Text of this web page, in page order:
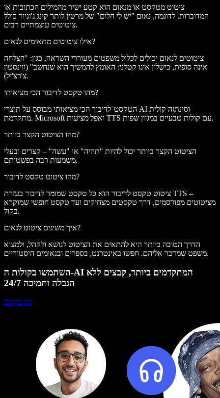
ציטוט מטקסט או מנאום הוא קטע ישיר מהמילים הכתובות או
המדוברות. לדוגמה, נאום "יש לי חלום" של מרטין לותר קינג ג'וניור כולל
ציטוטים עוצמתיים רבים.
אילו ציטוטים מתאימים לנאום?
ציטוטים לנאום יכולים לכלול משפטים מעוררי השראה, כגון: "הצלחה
אינה סופית, כישלון אינו קטלני: האומץ להמשיך הוא שנחשב" (ווינסטון
צ'רצ'יל).
מהו טקסט לדיבור הכי מציאותי?
הטקסט־לדיבור הכי מציאותי מבוסס על תוצרי AI וסינתזה קולית
מתקדמת. Microsoft ואפל מציעות TTS עם קולות טבעיים במגוון שפות.
מהו הציטוט הקצר ביותר?
הציטוט הקצר ביותר יכול להיות "תהיה" או "עשה" – קצרים ובעלי
משמעות רבה בפשטותם.
מהו ציטוט טקסט לדיבור?
ציטוט טקסט לדיבור הוא כל טקסט שמומר לדיבור בעזרת TTS –
מציטוטים מפורסמים, דרך טקסטים מצחיקים ועד טקסט חופשי שמוקרא
בקול.
איך משיגים ציטוט לנאום?
הדרך הטובה ביותר היא להתאים את הציטוט לנושא ולקהל, ולמצוא
משפט שמדבר אליהם. חפשו באינטרנט, בספרים ובנאומים היסטוריים.
השתמשו בקולות ה-AI המתקדמים ביותר, קבצים ללא
הגבלה ותמיכה 24/7
נסו בחינם